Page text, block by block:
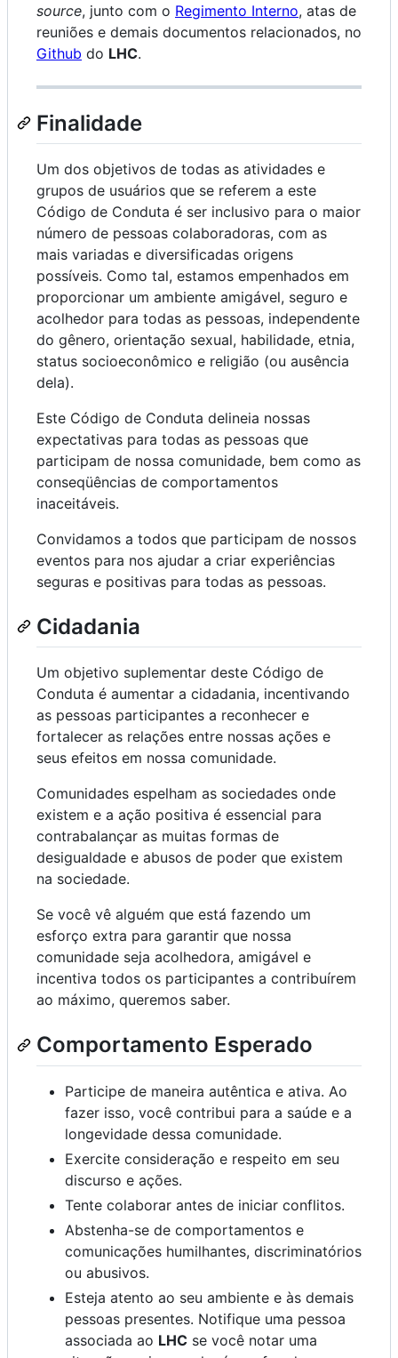
source, junto com o Regimento Interno, atas de
reuniões e demais documentos relacionados, no
Github do LHC.
Finalidade
Um dos objetivos de todas as atividades e
grupos de usuários que se referem a este
Código de Conduta é ser inclusivo para o maior
número de pessoas colaboradoras, com as
mais variadas e diversificadas origens
possíveis. Como tal, estamos empenhados em
proporcionar um ambiente amigável, seguro e
acolhedor para todas as pessoas, independente
do gênero, orientação sexual, habilidade, etnia,
status socioeconômico e religião (ou ausência
dela).
Este Código de Conduta delineia nossas
expectativas para todas as pessoas que
participam de nossa comunidade, bem como as
conseqüências de comportamentos
inaceitáveis.
Convidamos a todos que participam de nossos
eventos para nos ajudar a criar experiências
seguras e positivas para todas as pessoas.
Cidadania
Um objetivo suplementar deste Código de
Conduta é aumentar a cidadania, incentivando
as pessoas participantes a reconhecer e
fortalecer as relações entre nossas ações e
seus efeitos em nossa comunidade.
Comunidades espelham as sociedades onde
existem e a ação positiva é essencial para
contrabalançar as muitas formas de
desigualdade e abusos de poder que existem
na sociedade.
Se você vê alguém que está fazendo um
esforço extra para garantir que nossa
comunidade seja acolhedora, amigável e
incentiva todos os participantes a contribuírem
ao máximo, queremos saber.
Comportamento Esperado
Participe de maneira autêntica e ativa. Ao
fazer isso, você contribui para a saúde e a
longevidade dessa comunidade.
Exercite consideração e respeito em seu
discurso e ações.
Tente colaborar antes de iniciar conflitos.
Abstenha-se de comportamentos e
comunicações humilhantes, discriminatórios
ou abusivos.
Esteja atento ao seu ambiente e às demais
pessoas presentes. Notifique uma pessoa
associada ao LHC se você notar uma